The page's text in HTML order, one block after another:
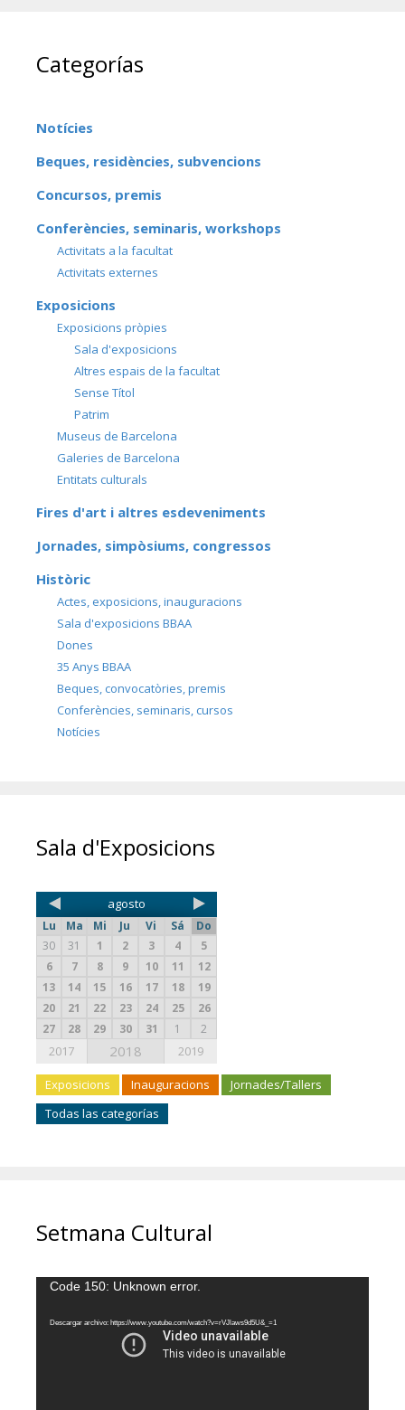
Categorías
Notícies
Beques, residències, subvencions
Concursos, premis
Conferències, seminaris, workshops
Activitats a la facultat
Activitats externes
Exposicions
Exposicions pròpies
Sala d'exposicions
Altres espais de la facultat
Sense Títol
Patrim
Museus de Barcelona
Galeries de Barcelona
Entitats culturals
Fires d'art i altres esdeveniments
Jornades, simpòsiums, congressos
Històric
Actes, exposicions, inauguracions
Sala d'exposicions BBAA
Dones
35 Anys BBAA
Beques, convocatòries, premis
Conferències, seminaris, cursos
Notícies
Sala d'Exposicions
agosto
Lu Ma Mi Ju Vi Sá
Do
30
31 1 2 3 4
5
6
7 8 9 10 11
12
13
14 15 16 17 18
19
20
21 22 23 24 25
26
27
28 29 30 31 1 2
2017 2018 2019
Exposicions Inauguracions
Jornades/Tallers
Todas las categorías
Setmana Cultural
Reproductor
vídeo
Code 150: Unknown error.
Descargar archivo: https://www.youtube.com/watch?v=rVJlaws9d5U&_=1